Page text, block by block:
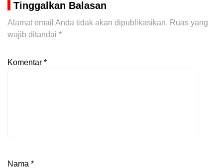
Tinggalkan Balasan
Alamat email Anda tidak akan dipublikasikan. Ruas yang
wajib ditandai *
Komentar *
Nama *